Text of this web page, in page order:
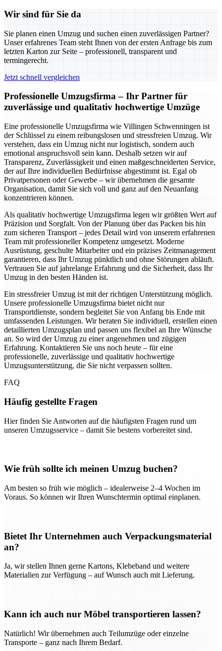
Wir sind für Sie da
Sie planen einen Umzug und suchen einen zuverlässigen Partner?
Unser erfahrenes Team steht Ihnen von der ersten Anfrage bis zum
letzten Karton zur Seite – professionell, transparent und
termingerecht.
Jetzt schnell vergleichen
Professionelle Umzugsfirma – Ihr Partner für
zuverlässige und qualitativ hochwertige Umzüge
Eine professionelle Umzugsfirma wie Villingen Schwenningen ist
der Schlüssel zu einem reibungslosen und stressfreien Umzug. Wir
verstehen, dass ein Umzug nicht nur logistisch, sondern auch
emotional anspruchsvoll sein kann. Deshalb setzen wir auf
Transparenz, Zuverlässigkeit und einen maßgeschneiderten Service,
der auf Ihre individuellen Bedürfnisse abgestimmt ist. Egal ob
Privatpersonen oder Gewerbe – wir übernehmen die gesamte
Organisation, damit Sie sich voll und ganz auf den Neuanfang
konzentrieren können.
Als qualitativ hochwertige Umzugsfirma legen wir größten Wert auf
Präzision und Sorgfalt. Von der Planung über das Packen bis hin
zum sicheren Transport – jedes Detail wird von unserem erfahrenen
Team mit professioneller Kompetenz umgesetzt. Moderne
Ausrüstung, geschulte Mitarbeiter und ein präzises Zeitmanagement
garantieren, dass Ihr Umzug pünktlich und ohne Störungen abläuft.
Vertrauen Sie auf jahrelange Erfahrung und die Sicherheit, dass Ihr
Umzug in den besten Händen ist.
Ein stressfreier Umzug ist mit der richtigen Unterstützung möglich.
Unsere professionelle Umzugsfirma bietet nicht nur
Transportdienste, sondern begleitet Sie von Anfang bis Ende mit
umfassenden Leistungen. Wir beraten Sie individuell, erstellen einen
detaillierten Umzugsplan und passen uns flexibel an Ihre Wünsche
an. So wird der Umzug zu einer angenehmen und zügigen
Erfahrung. Kontaktieren Sie uns noch heute – für eine
professionelle, zuverlässige und qualitativ hochwertige
Umzugsunterstützung, die Sie nicht verpassen sollten.
FAQ
Häufig gestellte Fragen
Hier finden Sie Antworten auf die häufigsten Fragen rund um
unseren Umzugsservice – damit Sie bestens vorbereitet sind.
Wie früh sollte ich meinen Umzug buchen?
Am besten so früh wie möglich – idealerweise 2–4 Wochen im
Voraus. So können wir Ihren Wunschtermin optimal einplanen.
Bietet Ihr Unternehmen auch Verpackungsmaterial
an?
Ja, wir stellen Ihnen gerne Kartons, Klebeband und weitere
Materialien zur Verfügung – auf Wunsch auch mit Lieferung.
Kann ich auch nur Möbel transportieren lassen?
Natürlich! Wir übernehmen auch Teilumzüge oder einzelne
Transporte – ganz nach Ihrem Bedarf.